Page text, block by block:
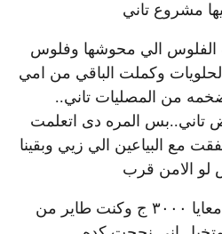
مشروع تاني
الفلوس الي محوشها وفلوس
وكملت الباقي من امي
من المصليات تاني..
تاني..بس المره دى اتعلمت
مع البياعين الي زيي وبقينا
لو الامن قرب
فى اخر المعرض كان معايا ٣٠٠٠ ج وكنت طاير من